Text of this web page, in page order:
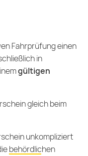
Fahrprüfung einen
in
gültigen
gleich beim
unkompliziert
behördlichen